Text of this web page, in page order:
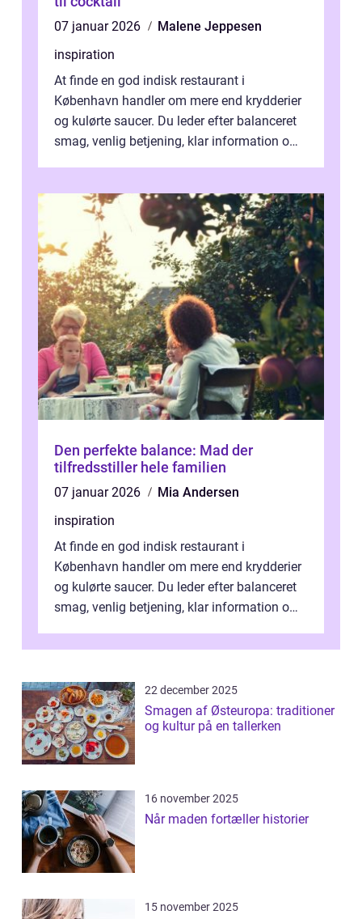
07 januar 2026
Malene Jeppesen
inspiration
At finde en god indisk restaurant i
København handler om mere end krydderier
og kulørte saucer. Du leder efter balanceret
smag, venlig betjening, klar information om
Den perfekte balance: Mad der
tilfredsstiller hele familien
07 januar 2026
Mia Andersen
inspiration
At finde en god indisk restaurant i
København handler om mere end krydderier
og kulørte saucer. Du leder efter balanceret
smag, venlig betjening, klar information om
22 december 2025
Smagen af Østeuropa: traditioner
og kultur på en tallerken
16 november 2025
Når maden fortæller historier
15 november 2025